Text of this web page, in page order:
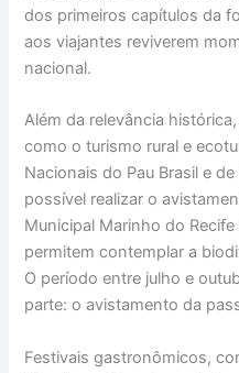
dos primeiros capítulos da
aos viajantes reviverem
nacional.
Além da relevância
como o turismo rural e
Nacionais do Pau Brasil e
possível realizar o
Municipal Marinho do
permitem contemplar a
O período entre julho e
parte: o avistamento da
Festivais gastronômicos,